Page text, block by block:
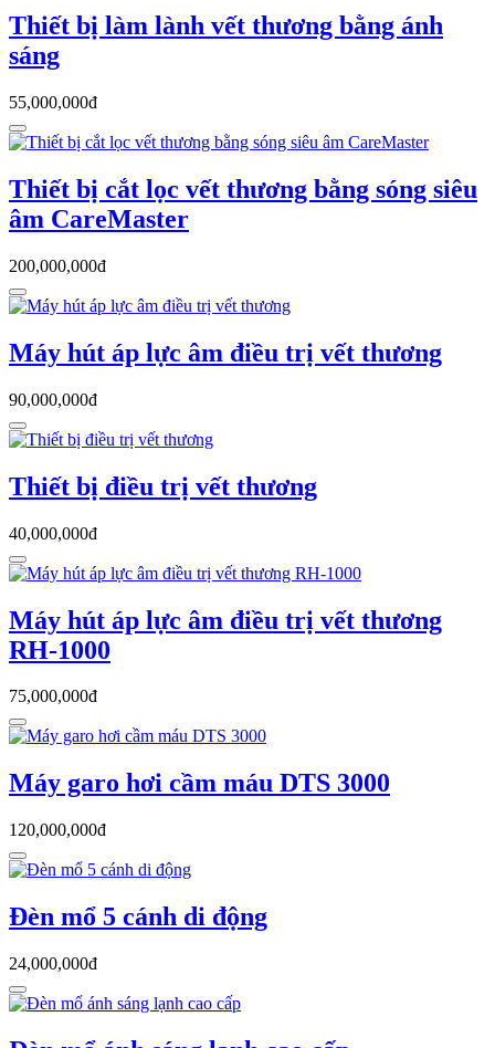
Thiết bị làm lành vết thương bằng ánh
sáng
55,000,000đ
Thiết bị cắt lọc vết thương bằng sóng siêu
âm CareMaster
200,000,000đ
Máy hút áp lực âm điều trị vết thương
90,000,000đ
Thiết bị điều trị vết thương
40,000,000đ
Máy hút áp lực âm điều trị vết thương
RH-1000
75,000,000đ
Máy garo hơi cầm máu DTS 3000
120,000,000đ
Đèn mổ 5 cánh di động
24,000,000đ